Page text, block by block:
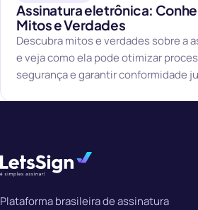
Assinatura eletrônica:
Mitos e Verdades
Descubra mitos e verdades sobre a
e veja como ela pode otimizar
segurança e garantir conformidade
Plataforma brasileira de assinatura